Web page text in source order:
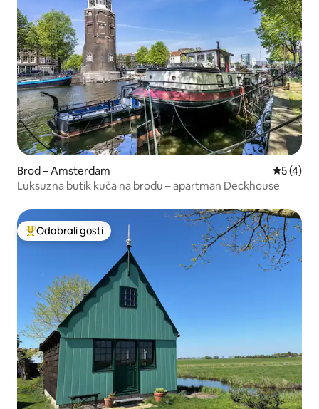
Brod – Amsterdam
5 (4)
Luksuzna butik kuća na brodu – apartman Deckhouse
Među najviše rangiranima s oznakom „Odabrali gosti”
Odabrali gosti